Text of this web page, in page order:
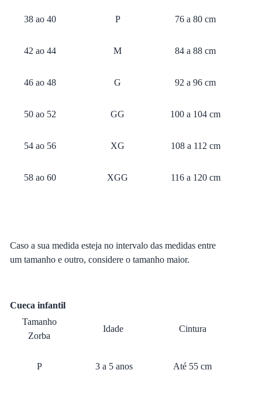
38 ao 40 P 76 a 80 cm
42 ao 44 M 84 a 88 cm
46 ao 48 G 92 a 96 cm
50 ao 52 GG 100 a 104 cm
54 ao 56 XG 108 a 112 cm
58 ao 60 XGG 116 a 120 cm
Caso a sua medida esteja no intervalo das medidas entre
um tamanho e outro, considere o tamanho maior.
Cueca infantil
Tamanho
Zorba
Idade Cintura
P 3 a 5 anos Até 55 cm